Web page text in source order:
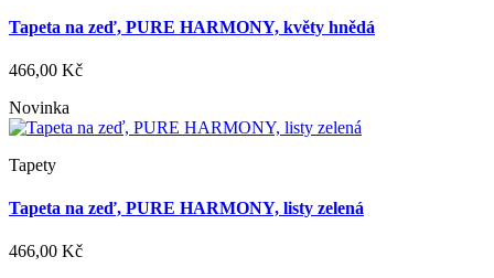
Tapeta na zeď, PURE HARMONY, květy hnědá
466,00 Kč
Novinka
Tapety
Tapeta na zeď, PURE HARMONY, listy zelená
466,00 Kč